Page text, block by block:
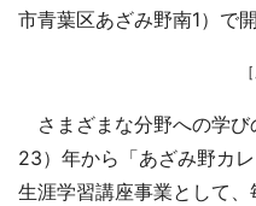
市青葉区あざみ野南1）で開
さまざまな分野への学び
23）年から「あざみ野カ
生涯学習講座事業として